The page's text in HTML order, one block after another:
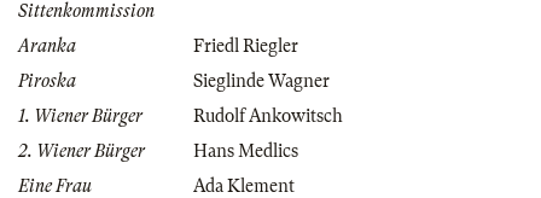
Sittenkommission
Aranka
Friedl Riegler
Piroska
Sieglinde Wagner
1. Wiener Bürger
Rudolf Ankowitsch
2. Wiener Bürger
Hans Medlics
Eine Frau
Ada Klement